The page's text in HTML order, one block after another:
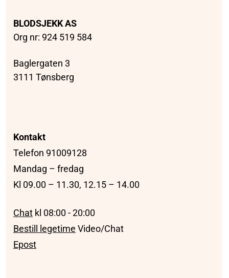
BLODSJEKK AS
Org nr: 924 519 584
Baglergaten 3
3111 Tønsberg
Kontakt
Telefon 91009128
Mandag – fredag
Kl 09.00 – 11.30, 12.15 – 14.00
Chat kl 08:00 - 20:00
Bestill legetime Video/Chat
Epost